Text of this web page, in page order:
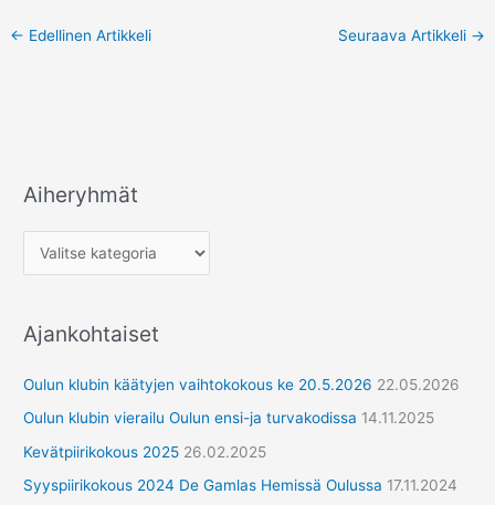
← Edellinen Artikkeli Seuraava Artikkeli →
Aiheryhmät
A
y
t
Ajankohtaiset
Oulun klubin käätyjen vaihtokokous ke 20.5.2026 22.05.2026
Oulun klubin vierailu Oulun ensi-ja turvakodissa 14.11.2025
Kevätpiirikokous 2025 26.02.2025
Syyspiirikokous 2024 De Gamlas Hemissä Oulussa 17.11.2024